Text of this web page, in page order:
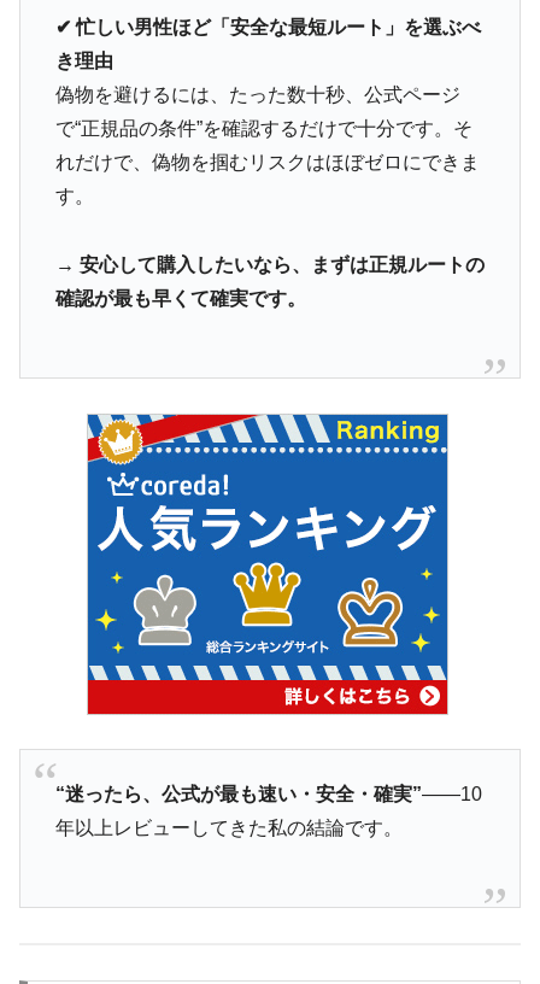
✔ 忙しい男性ほど「安全な最短ルート」を選ぶべ
き理由
偽物を避けるには、たった数十秒、公式ページ
で“正規品の条件”を確認するだけで十分です。そ
れだけで、偽物を掴むリスクはほぼゼロにできま
す。
→ 安心して購入したいなら、まずは正規ルートの
確認が最も早くて確実です。
“迷ったら、公式が最も速い・安全・確実”――10
年以上レビューしてきた私の結論です。